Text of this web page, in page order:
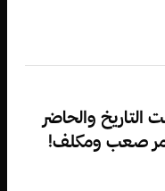
التاريخ والحاضر
صعب ومكلف!